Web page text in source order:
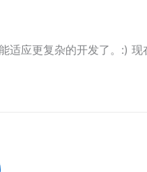
适应更复杂的开发了。:)